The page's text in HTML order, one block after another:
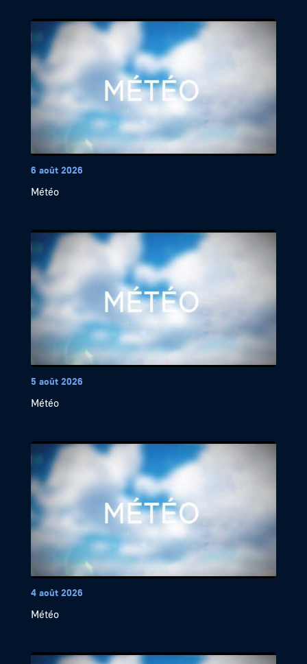
6 août 2026
Météo
5 août 2026
Météo
4 août 2026
Météo